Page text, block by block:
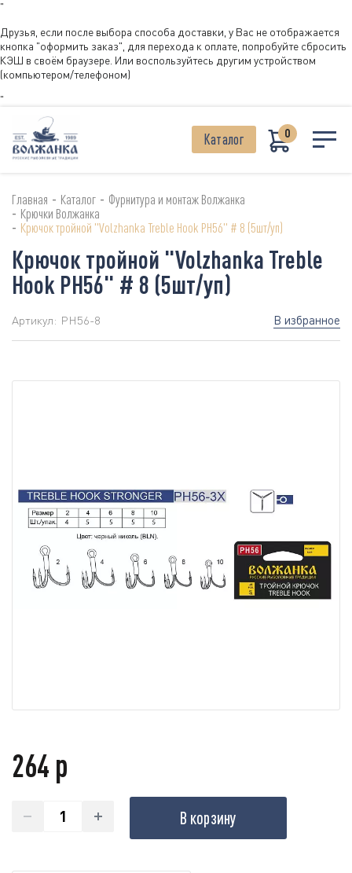
"
Друзья, если после выбора способа доставки, у Вас не отображается
кнопка "оформить заказ", для перехода к оплате, попробуйте сбросить
КЭШ в своём браузере. Или воспользуйтесь другим устройством
(компьютером/телефоном)
"
Каталог 0
Главная - Каталог - Фурнитура и монтаж Волжанка
- Крючки Волжанка
- Крючок тройной "Volzhanka Treble Hook PH56" # 8 (5шт/уп)
Крючок тройной "Volzhanka Treble
Hook PH56" # 8 (5шт/уп)
Артикул: PH56-8 В избранное
264 р
В корзину